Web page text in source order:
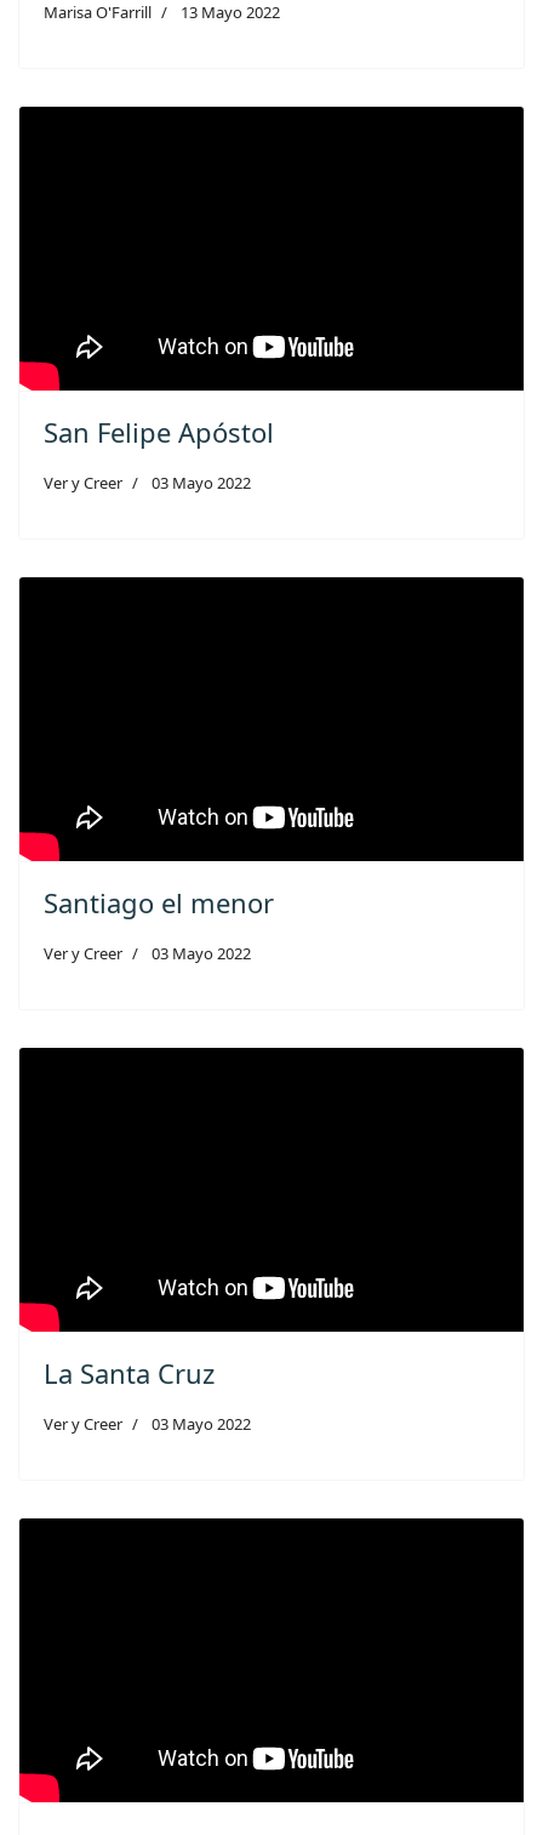
Marisa O'Farrill 13 Mayo 2022
San Felipe Apóstol
Ver y Creer 03 Mayo 2022
Santiago el menor
Ver y Creer 03 Mayo 2022
La Santa Cruz
Ver y Creer 03 Mayo 2022